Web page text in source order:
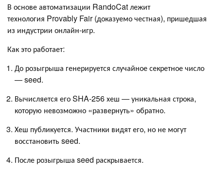
В основе автоматизации RandoCat лежит
технология Provably Fair (доказуемо честная), пришедшая
из индустрии онлайн-игр.
Как это работает:
До розыгрыша генерируется случайное секретное число
— seed.
Вычисляется его SHA-256 хеш — уникальная строка,
которую невозможно «развернуть» обратно.
Хеш публикуется. Участники видят его, но не могут
восстановить seed.
После розыгрыша seed раскрывается.